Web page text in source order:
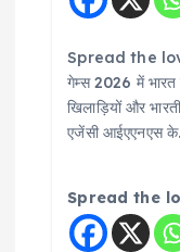
Spread the
गेम्स 2026 में भारत
खिलाड़ियों और
एजेंसी आईएएनएस
Spread the